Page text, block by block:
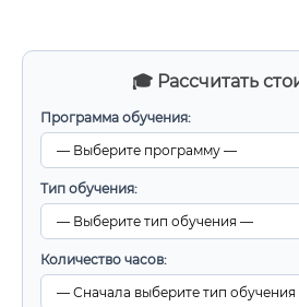
🎓 Рассчитать
Программа обучения:
Тип обучения:
Количество часов: